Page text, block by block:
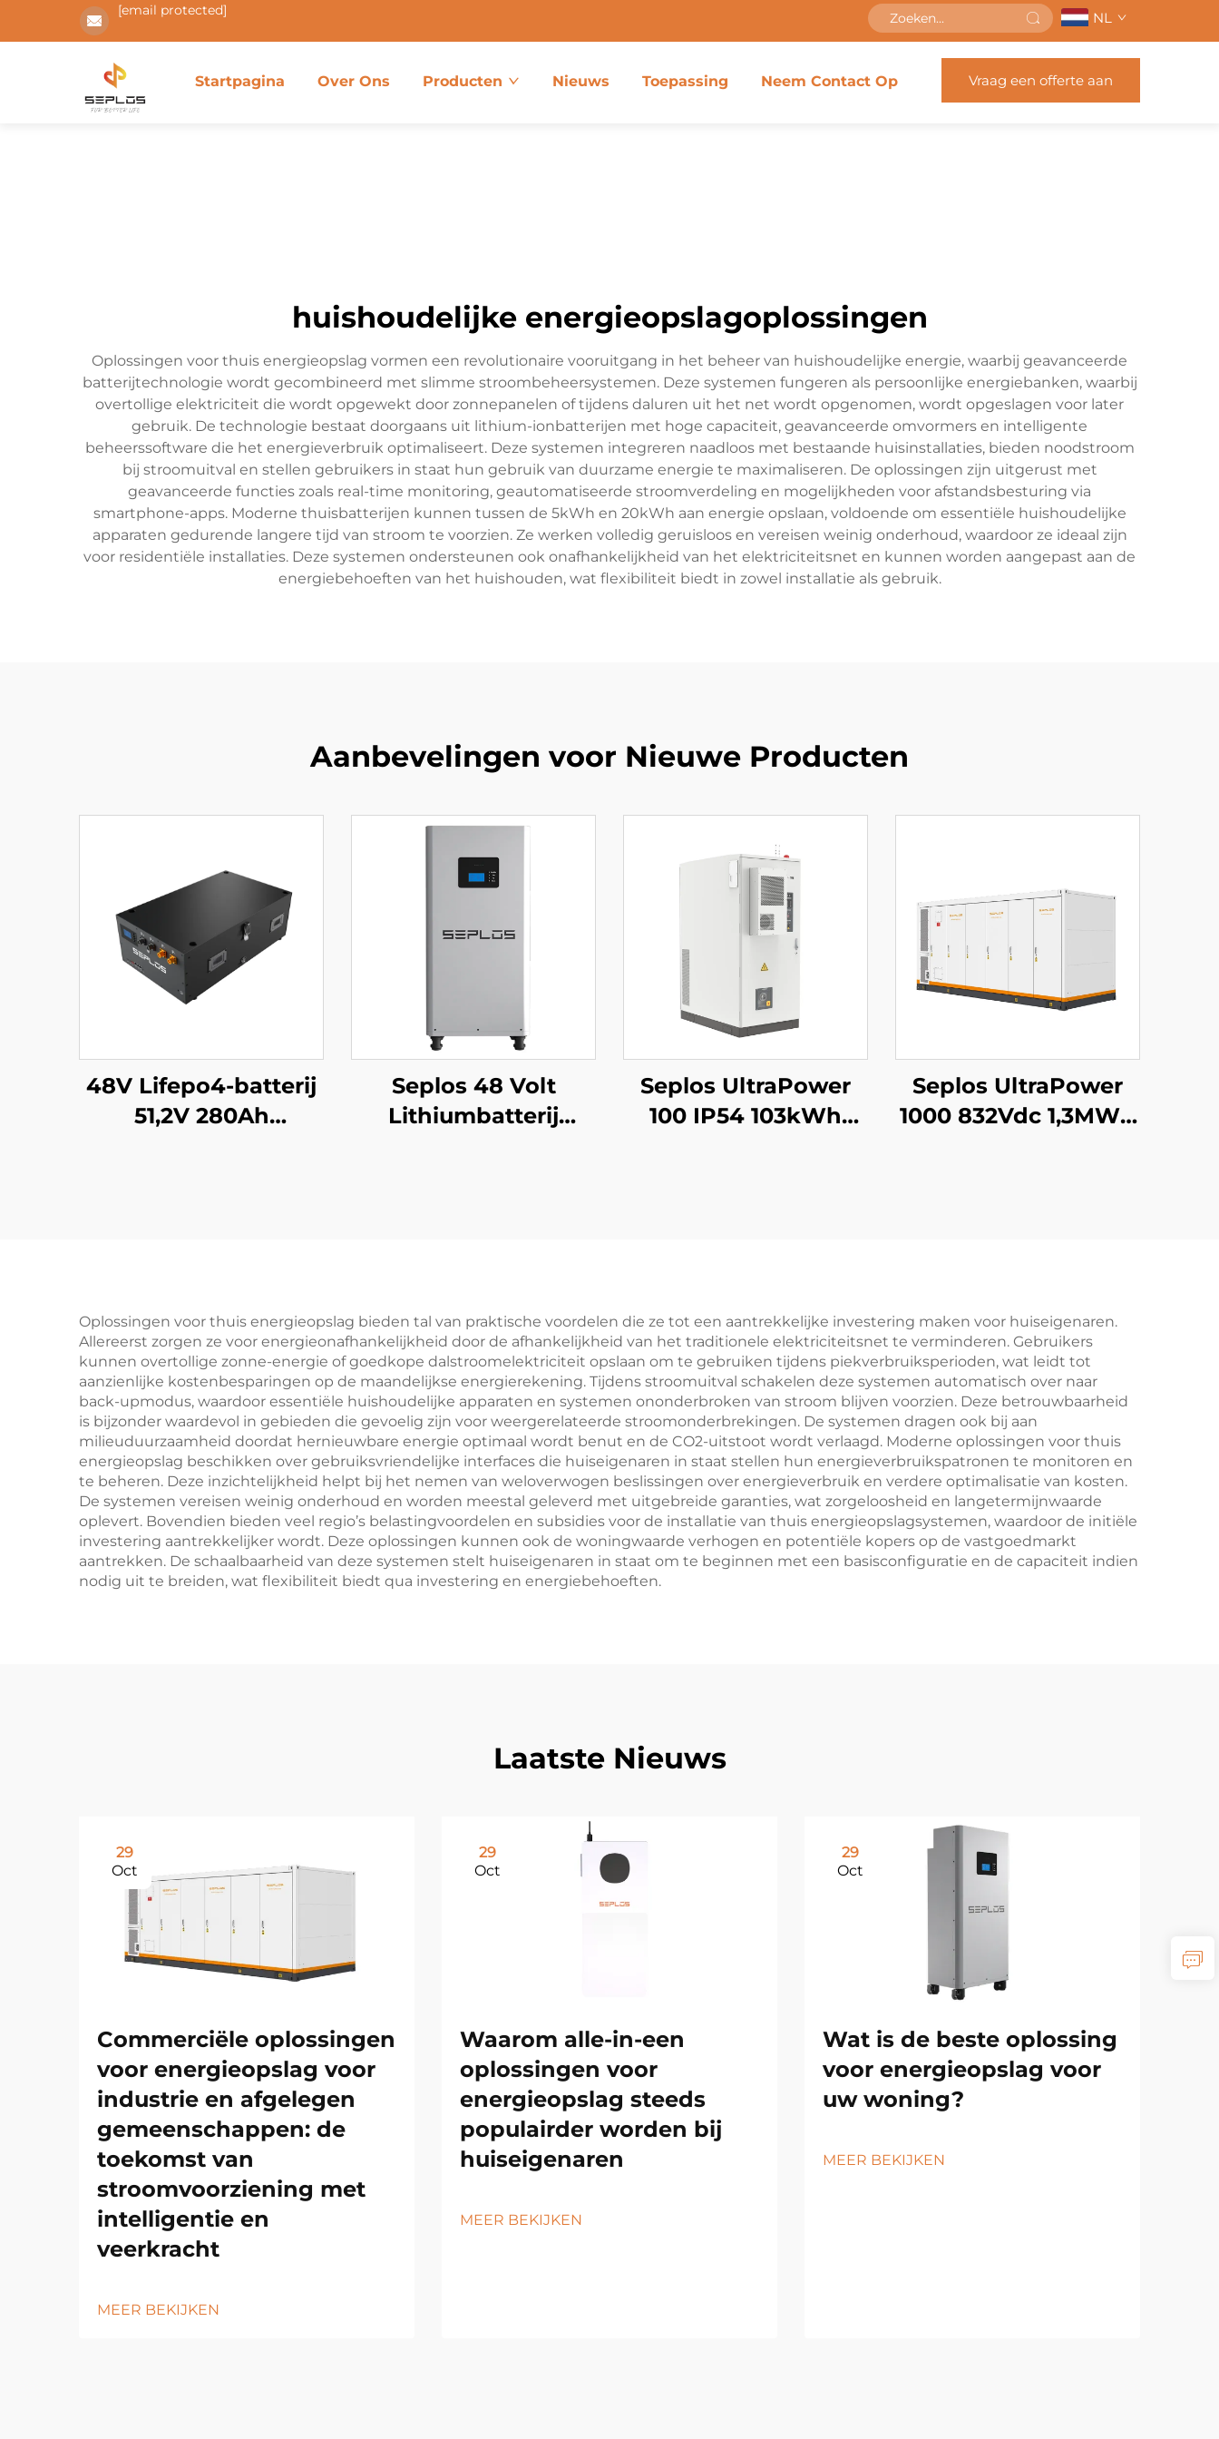
[email protected] NL
Startpagina Over Ons Producten Nieuws Toepassing Neem Contact Op Vraag een offerte aan
huishoudelijke energieopslagoplossingen
Oplossingen voor thuis energieopslag vormen een revolutionaire vooruitgang in het beheer van huishoudelijke energie, waarbij geavanceerde
batterijtechnologie wordt gecombineerd met slimme stroombeheersystemen. Deze systemen fungeren als persoonlijke energiebanken, waarbij
overtollige elektriciteit die wordt opgewekt door zonnepanelen of tijdens daluren uit het net wordt opgenomen, wordt opgeslagen voor later
gebruik. De technologie bestaat doorgaans uit lithium-ionbatterijen met hoge capaciteit, geavanceerde omvormers en intelligente
beheerssoftware die het energieverbruik optimaliseert. Deze systemen integreren naadloos met bestaande huisinstallaties, bieden noodstroom
bij stroomuitval en stellen gebruikers in staat hun gebruik van duurzame energie te maximaliseren. De oplossingen zijn uitgerust met
geavanceerde functies zoals real-time monitoring, geautomatiseerde stroomverdeling en mogelijkheden voor afstandsbesturing via
smartphone-apps. Moderne thuisbatterijen kunnen tussen de 5kWh en 20kWh aan energie opslaan, voldoende om essentiële huishoudelijke
apparaten gedurende langere tijd van stroom te voorzien. Ze werken volledig geruisloos en vereisen weinig onderhoud, waardoor ze ideaal zijn
voor residentiële installaties. Deze systemen ondersteunen ook onafhankelijkheid van het elektriciteitsnet en kunnen worden aangepast aan de
energiebehoeften van het huishouden, wat flexibiliteit biedt in zowel installatie als gebruik.
Aanbevelingen voor Nieuwe Producten
48V Lifepo4-batterij
51,2V 280Ah
Seplos 48 Volt
Lithiumbatterij
Seplos UltraPower
100 IP54 103kWh
Seplos UltraPower
1000 832Vdc 1,3MWh
Oplossingen voor thuis energieopslag bieden tal van praktische voordelen die ze tot een aantrekkelijke investering maken voor huiseigenaren.
Allereerst zorgen ze voor energieonafhankelijkheid door de afhankelijkheid van het traditionele elektriciteitsnet te verminderen. Gebruikers
kunnen overtollige zonne-energie of goedkope dalstroomelektriciteit opslaan om te gebruiken tijdens piekverbruiksperioden, wat leidt tot
aanzienlijke kostenbesparingen op de maandelijkse energierekening. Tijdens stroomuitval schakelen deze systemen automatisch over naar
back-upmodus, waardoor essentiële huishoudelijke apparaten en systemen ononderbroken van stroom blijven voorzien. Deze betrouwbaarheid
is bijzonder waardevol in gebieden die gevoelig zijn voor weergerelateerde stroomonderbrekingen. De systemen dragen ook bij aan
milieuduurzaamheid doordat hernieuwbare energie optimaal wordt benut en de CO2-uitstoot wordt verlaagd. Moderne oplossingen voor thuis
energieopslag beschikken over gebruiksvriendelijke interfaces die huiseigenaren in staat stellen hun energieverbruikspatronen te monitoren en
te beheren. Deze inzichtelijkheid helpt bij het nemen van weloverwogen beslissingen over energieverbruik en verdere optimalisatie van kosten.
De systemen vereisen weinig onderhoud en worden meestal geleverd met uitgebreide garanties, wat zorgeloosheid en langetermijnwaarde
oplevert. Bovendien bieden veel regio’s belastingvoordelen en subsidies voor de installatie van thuis energieopslagsystemen, waardoor de initiële
investering aantrekkelijker wordt. Deze oplossingen kunnen ook de woningwaarde verhogen en potentiële kopers op de vastgoedmarkt
aantrekken. De schaalbaarheid van deze systemen stelt huiseigenaren in staat om te beginnen met een basisconfiguratie en de capaciteit indien
nodig uit te breiden, wat flexibiliteit biedt qua investering en energiebehoeften.
Laatste Nieuws
29
Oct
Commerciële oplossingen
voor energieopslag voor
industrie en afgelegen
gemeenschappen: de
toekomst van
stroomvoorziening met
intelligentie en
veerkracht
MEER BEKIJKEN
29
Oct
Waarom alle-in-een
oplossingen voor
energieopslag steeds
populairder worden bij
huiseigenaren
MEER BEKIJKEN
29
Oct
Wat is de beste oplossing
voor energieopslag voor
uw woning?
MEER BEKIJKEN